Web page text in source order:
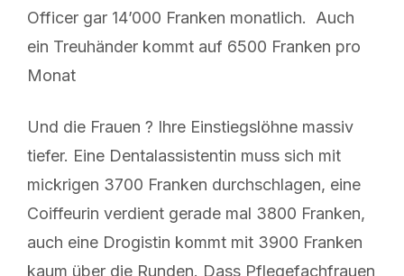
Officer gar 14’000 Franken monatlich. Auch
ein Treuhänder kommt auf 6500 Franken pro
Monat
Und die Frauen ? Ihre Einstiegslöhne massiv
tiefer. Eine Dentalassistentin muss sich mit
mickrigen 3700 Franken durchschlagen, eine
Coiffeurin verdient gerade mal 3800 Franken,
auch eine Drogistin kommt mit 3900 Franken
kaum über die Runden. Dass Pflegefachfrauen